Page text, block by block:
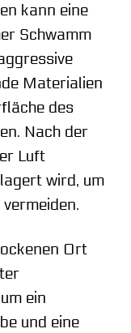
kann eine
Schwamm
Materialien
des
Nach der
Luft
wird, um
Ort
ein
und eine